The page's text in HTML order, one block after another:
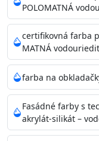
riediteľné vodou.
Skladovanie
48 mesiacov v orig.
25°C
POLOMATNÁ
certifikovná farba
MATNÁ
farba na
Fasádné farby s
akrylát-silikát –